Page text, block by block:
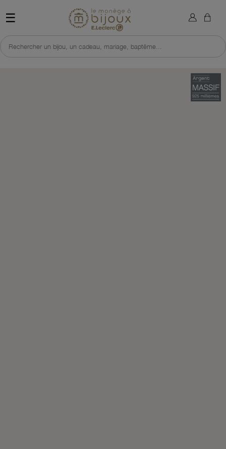
☰ Retour à l'accueil du site
Rechercher un bijou, un cadeau, mariage, baptême...
×